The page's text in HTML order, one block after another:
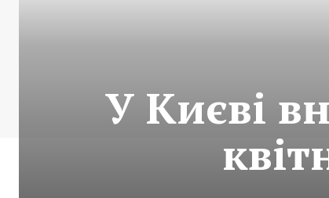
У Києві